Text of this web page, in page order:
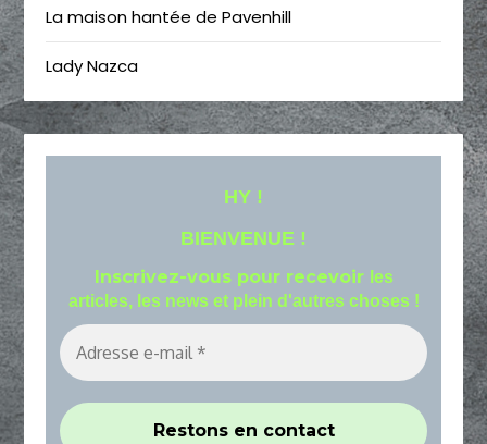
La maison hantée de Pavenhill
Lady Nazca
HY !
BIENVENUE !
Inscrivez-vous pour recevoir les
articles, les news et plein d'autres choses !